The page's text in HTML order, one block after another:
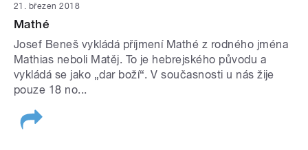
21. březen 2018
Mathé
Josef Beneš vykládá příjmení Mathé z rodného jména
Mathias neboli Matěj. To je hebrejského původu a
vykládá se jako „dar boží“. V současnosti u nás žije
pouze 18 no...